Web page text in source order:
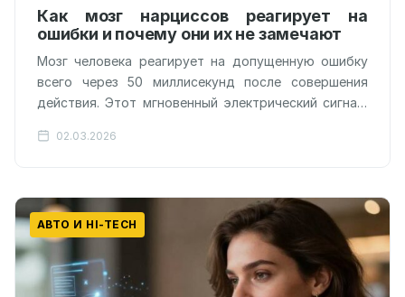
Как мозг нарциссов реагирует на
ошибки и почему они их не замечают
Мозг человека реагирует на допущенную ошибку
всего через 50 миллисекунд после совершения
действия. Этот мгновенный электрический сигнал,
негативностью, связанной…
02.03.2026
АВТО И HI-TECH